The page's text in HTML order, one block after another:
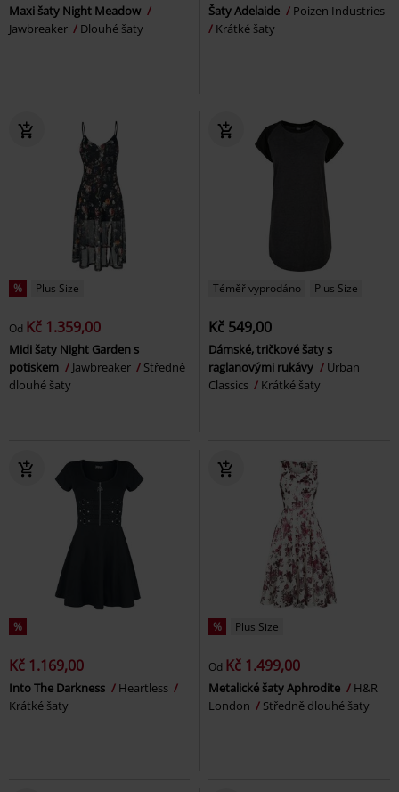
Maxi šaty Night Meadow
Jawbreaker
Dlouhé šaty
Šaty Adelaide
Poizen Industries
Krátké šaty
% Plus Size
Od Kč 1.359,00
Midi šaty Night Garden s
potiskem
Jawbreaker
Středně
dlouhé šaty
Téměř vyprodáno Plus Size
Kč 549,00
Dámské, tričkové šaty s
raglanovými rukávy
Urban
Classics
Krátké šaty
%
Kč 1.169,00
Into The Darkness
Heartless
Krátké šaty
% Plus Size
Od Kč 1.499,00
Metalické šaty Aphrodite
H&R
London
Středně dlouhé šaty